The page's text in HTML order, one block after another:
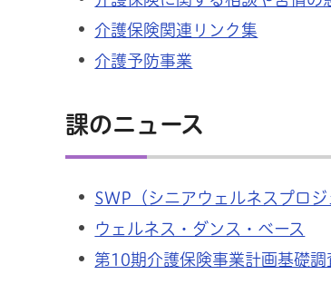
介護保険関連リンク集
介護予防事業
課のニュース
SWP（シニアウェルネスプロジ
ウェルネス・ダンス・ベース
第10期介護保険事業計画基礎